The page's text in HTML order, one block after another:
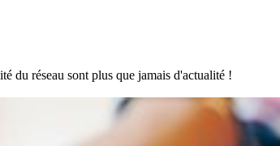
du réseau sont plus que jamais d'actualité !